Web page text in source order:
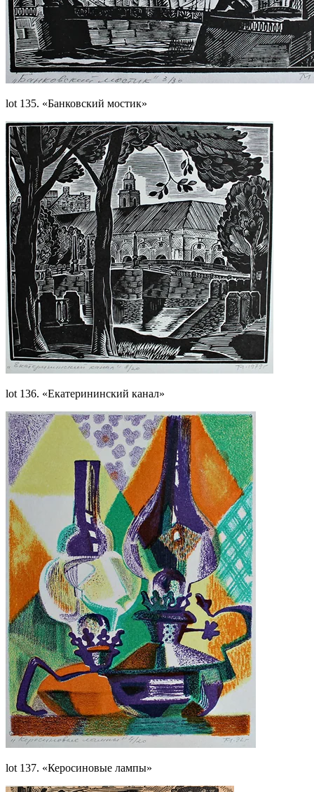
lot 135. «Банковский мостик»
lot 136. «Екатерининский канал»
lot 137. «Керосиновые лампы»